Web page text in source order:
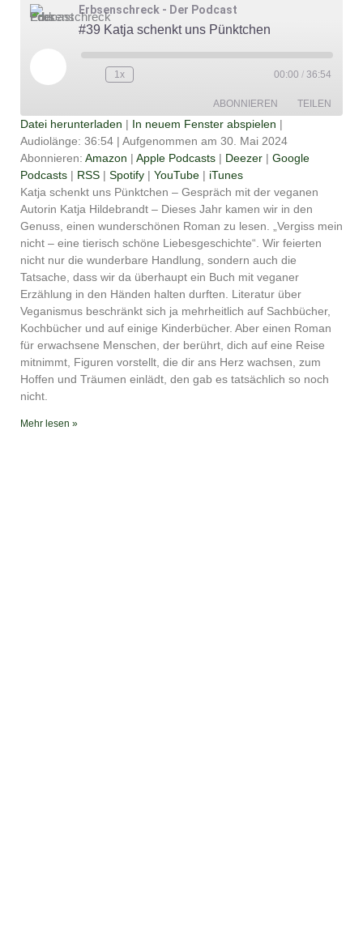
Erbsenschreck - Der Podcast
#39 Katja schenkt uns Pünktchen
1x 00:00 / 36:54
ABONNIEREN TEILEN
Amazon
Deezer Google Podcasts
RSS Spotify
YouTube iTunes
RSS FEED
TEILEN
LINK
EMBED
Datei herunterladen | In neuem Fenster abspielen |
Audiolänge: 36:54 | Aufgenommen am 30. Mai 2024
Abonnieren: Amazon | Apple Podcasts | Deezer | Google
Podcasts | RSS | Spotify | YouTube | iTunes
Katja schenkt uns Pünktchen – Gespräch mit der veganen
Autorin Katja Hildebrandt – Dieses Jahr kamen wir in den
Genuss, einen wunderschönen Roman zu lesen. „Vergiss mein
nicht – eine tierisch schöne Liebesgeschichte“. Wir feierten
nicht nur die wunderbare Handlung, sondern auch die
Tatsache, dass wir da überhaupt ein Buch mit veganer
Erzählung in den Händen halten durften. Literatur über
Veganismus beschränkt sich ja mehrheitlich auf Sachbücher,
Kochbücher und auf einige Kinderbücher. Aber einen Roman
für erwachsene Menschen, der berührt, dich auf eine Reise
mitnimmt, Figuren vorstellt, die dir ans Herz wachsen, zum
Hoffen und Träumen einlädt, den gab es tatsächlich so noch
nicht.
Mehr lesen »